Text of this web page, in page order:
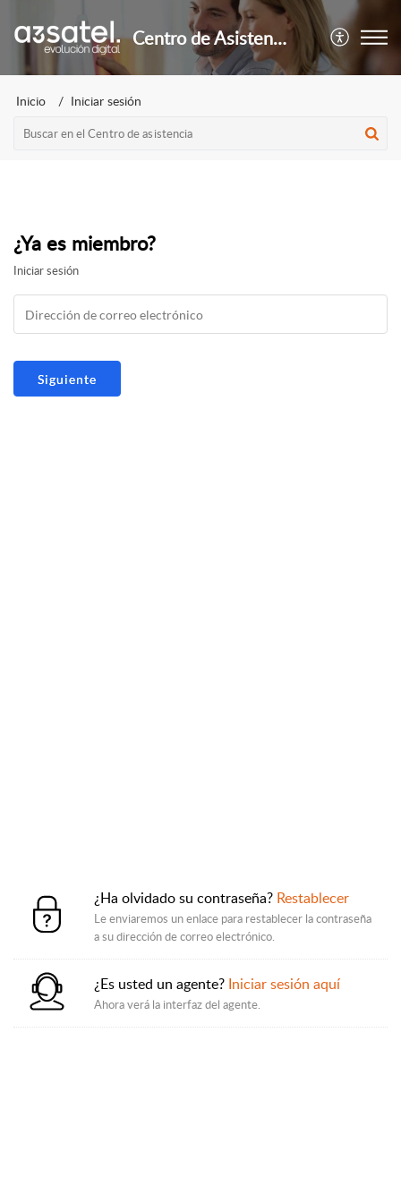
Centro de Asistencia
Inicio Iniciar sesión
¿Ya es miembro?
Iniciar sesión
¿Ha olvidado su contraseña? Restablecer
Le enviaremos un enlace para restablecer la contraseña
a su dirección de correo electrónico.
¿Es usted un agente? Iniciar sesión aquí
Ahora verá la interfaz del agente.